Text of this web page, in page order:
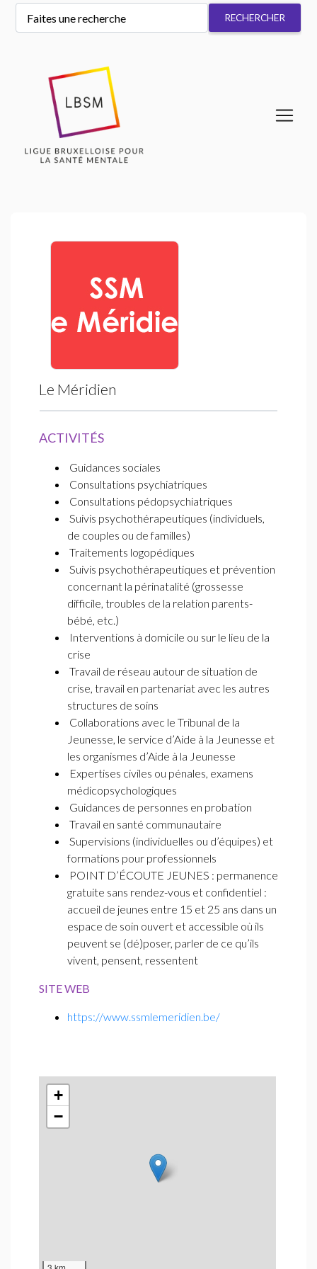
Le Méridien
ACTIVITÉS
Guidances sociales
Consultations psychiatriques
Consultations pédopsychiatriques
Suivis psychothérapeutiques (individuels,
de couples ou de familles)
Traitements logopédiques
Suivis psychothérapeutiques et prévention
concernant la périnatalité (grossesse
difficile, troubles de la relation parents-
bébé, etc.)
Interventions à domicile ou sur le lieu de la
crise
Travail de réseau autour de situation de
crise, travail en partenariat avec les autres
structures de soins
Collaborations avec le Tribunal de la
Jeunesse, le service d’Aide à la Jeunesse et
les organismes d’Aide à la Jeunesse
Expertises civiles ou pénales, examens
médicopsychologiques
Guidances de personnes en probation
Travail en santé communautaire
Supervisions (individuelles ou d’équipes) et
formations pour professionnels
POINT D’ÉCOUTE JEUNES : permanence
gratuite sans rendez-vous et confidentiel :
accueil de jeunes entre 15 et 25 ans dans un
espace de soin ouvert et accessible où ils
peuvent se (dé)poser, parler de ce qu’ils
vivent, pensent, ressentent
SITE WEB
https://www.ssmlemeridien.be/
+
−